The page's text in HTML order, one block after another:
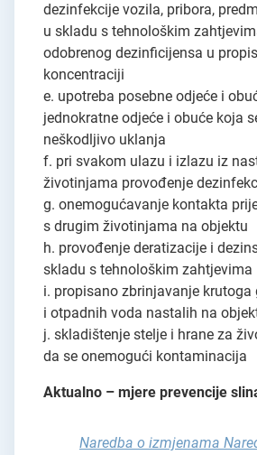
dezinfekcije vozila, pribora,
u skladu s tehnološkim
odobrenog dezinficijensa u
koncentraciji
e. upotreba posebne odjeće i
jednokratne odjeće i obuće koja
neškodljivo uklanja
f. pri svakom ulazu i izlazu iz
životinjama provođenje
g. onemogućavanje kontakta
s drugim životinjama na objektu
h. provođenje deratizacije i
skladu s tehnološkim zahtjevima
i. propisano zbrinjavanje krutoga
i otpadnih voda nastalih na
j. skladištenje stelje i hrane za
da se onemogući kontaminacija
Aktualno – mjere prevencije
Naredba o izmjenama